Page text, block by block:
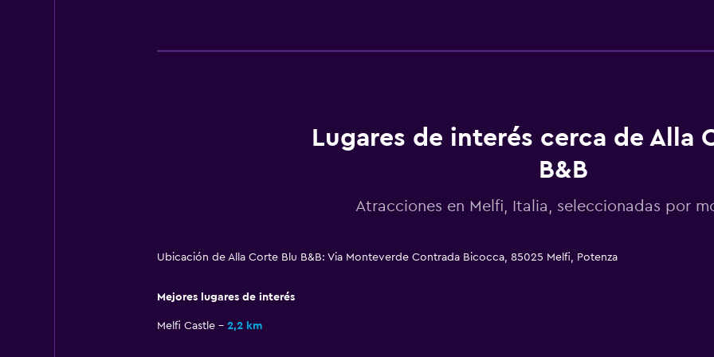
Lugares de interés cerca de Alla
B&B
Atracciones en Melfi, Italia, seleccionadas por
Ubicación de Alla Corte Blu B&B: Via Monteverde Contrada Bicocca, 85025 Melfi, Potenza
Mejores lugares de interés
Melfi Castle 2,2 km